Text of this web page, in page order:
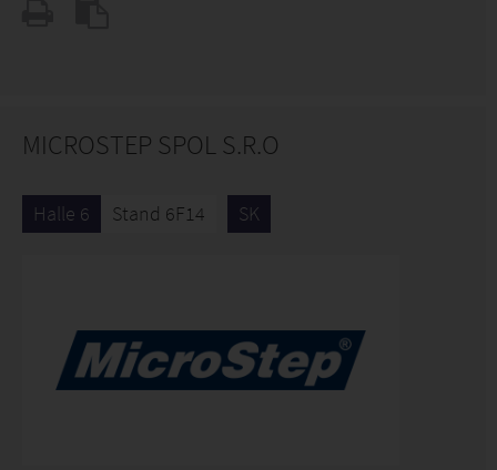
MICROSTEP SPOL S.R.O
Halle 6 Stand 6F14 SK